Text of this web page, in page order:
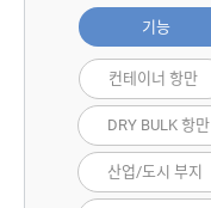
기능
컨테이너 항만
DRY BULK 항만
산업/도시 부지